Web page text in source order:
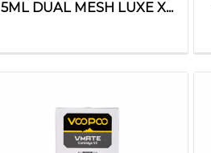
5ML DUAL MESH LUXE X...